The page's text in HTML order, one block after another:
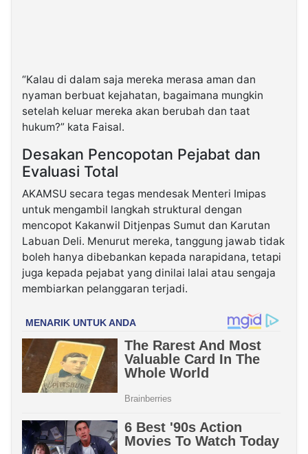
“Kalau di dalam saja mereka merasa aman dan
nyaman berbuat kejahatan, bagaimana mungkin
setelah keluar mereka akan berubah dan taat
hukum?” kata Faisal.
Desakan Pencopotan Pejabat dan
Evaluasi Total
AKAMSU secara tegas mendesak Menteri Imipas
untuk mengambil langkah struktural dengan
mencopot Kakanwil Ditjenpas Sumut dan Karutan
Labuan Deli. Menurut mereka, tanggung jawab tidak
boleh hanya dibebankan kepada narapidana, tetapi
juga kepada pejabat yang dinilai lalai atau sengaja
membiarkan pelanggaran terjadi.